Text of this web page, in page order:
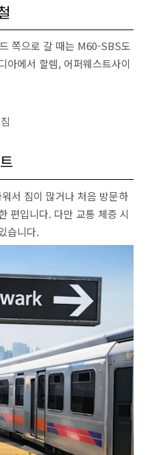
쪽으로 갈 때는 M60-SBS도
아에서 할렘, 어퍼웨스트사이
서 짐이 많거나 처음 방문하
편입니다. 다만 교통 체증 시
습니다.